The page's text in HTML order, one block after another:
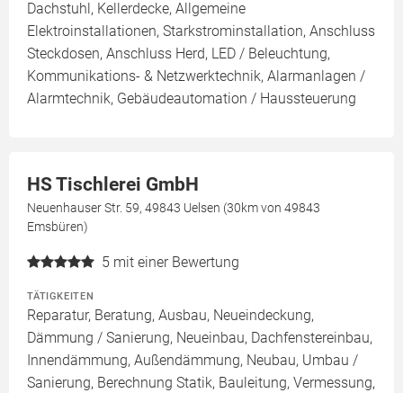
Dachstuhl, Kellerdecke, Allgemeine
Elektroinstallationen, Starkstrominstallation, Anschluss
Steckdosen, Anschluss Herd, LED / Beleuchtung,
Kommunikations- & Netzwerktechnik, Alarmanlagen /
Alarmtechnik, Gebäudeautomation / Haussteuerung
HS Tischlerei GmbH
Neuenhauser Str. 59, 49843 Uelsen (30km von 49843
Emsbüren)
5 mit einer Bewertung
TÄTIGKEITEN
Reparatur, Beratung, Ausbau, Neueindeckung,
Dämmung / Sanierung, Neueinbau, Dachfenstereinbau,
Innendämmung, Außendämmung, Neubau, Umbau /
Sanierung, Berechnung Statik, Bauleitung, Vermessung,